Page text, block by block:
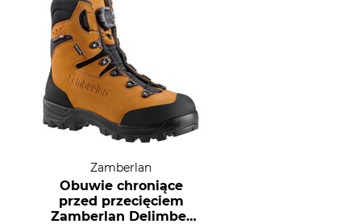
Zamberlan
Obuwie chroniące
przed przecięciem
Zamberlan Delimber